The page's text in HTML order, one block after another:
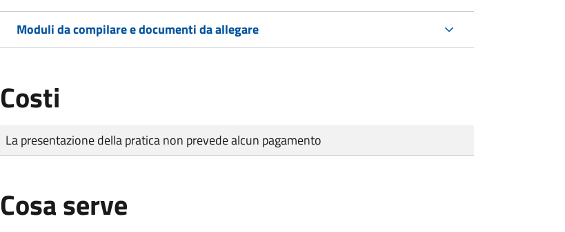
Moduli da compilare e documenti da allegare
Costi
Tipo di pagamento
Importo
La presentazione della pratica non prevede alcun pagamento
Cosa serve